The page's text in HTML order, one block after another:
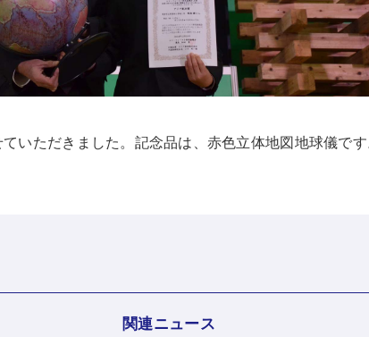
いただきました。記念品は、赤色立体地図地球儀で
関連ニュース